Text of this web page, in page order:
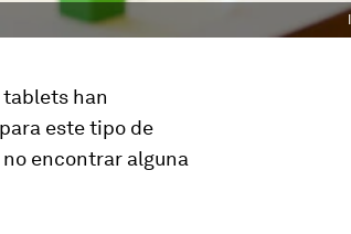
han
este tipo de
encontrar alguna